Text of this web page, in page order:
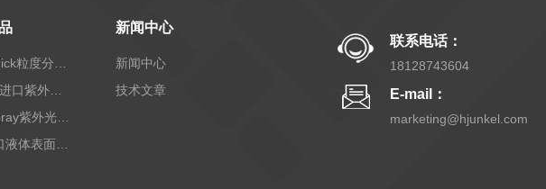
新闻中心
新闻中心
技术文章
联系电话：
18128743604
E-mail：
marketing@hjunkel.com